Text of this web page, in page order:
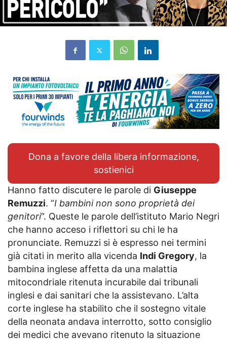
Dona a favore della libera informazione,
sostienici
Hanno fatto discutere le parole di Giuseppe
Remuzzi. “I bambini non sono proprietà dei
genitori“. Queste le parole dell’istituto Mario Negri
che hanno acceso i riflettori su chi le ha
pronunciate. Remuzzi si è espresso nei termini
già citati in merito alla vicenda Indi Gregory, la
bambina inglese affetta da una malattia
mitocondriale ritenuta incurabile dai tribunali
inglesi e dai sanitari che la assistevano. L’alta
corte inglese ha stabilito che il sostegno vitale
della neonata andava interrotto, sotto consiglio
dei medici che avevano ritenuto la situazione